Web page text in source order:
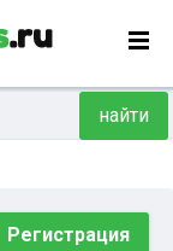
найти
Регистрация